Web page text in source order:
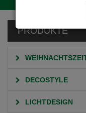
PRODUKTE
DECOSTYLE
LICHTDESIGN